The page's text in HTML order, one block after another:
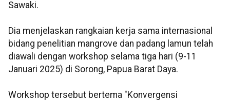
Sawaki.
Dia menjelaskan rangkaian kerja sama internasional
bidang penelitian mangrove dan padang lamun telah
diawali dengan workshop selama tiga hari (9-11
Januari 2025) di Sorong, Papua Barat Daya.
Workshop tersebut bertema "Konvergensi